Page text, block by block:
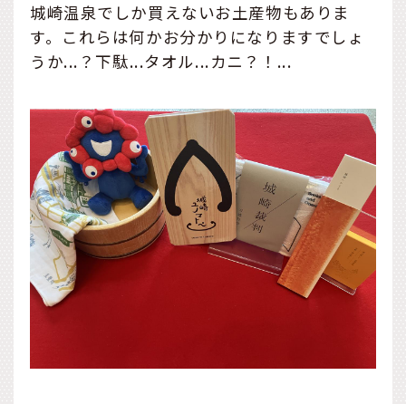
城崎温泉でしか買えないお土産物もありま
す。これらは何かお分かりになりますでしょ
うか...？下駄...タオル...カニ？！...